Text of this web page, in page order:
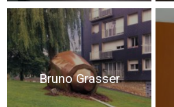
Bruno Grasser